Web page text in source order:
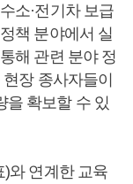
소·전기차 보급
책 분야에서 실
해 관련 분야 정
장 종사자들이
을 확보할 수 있
와 연계한 교육